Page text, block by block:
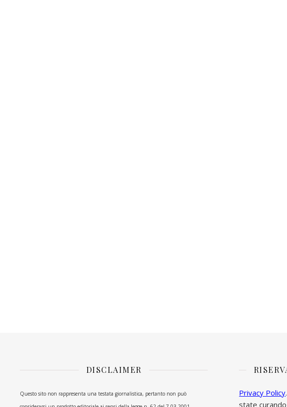
DISCLAIMER
Questo sito non rappresenta una testata giornalistica, pertanto non può
Privacy Policy
state